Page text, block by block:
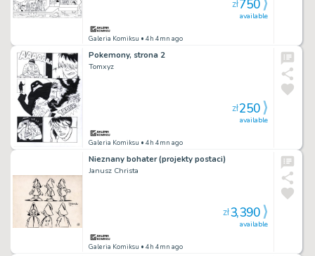
Galeria Komiksu • 4h 4mn ago
available
zł750
Pokemony, strona 2
Tomxyz
Galeria Komiksu • 4h 4mn ago
available
zł250
Nieznany bohater (projekty postaci)
Janusz Christa
Galeria Komiksu • 4h 4mn ago
available
zł3,390